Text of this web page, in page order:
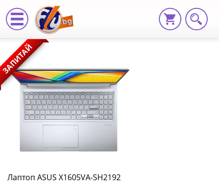
Лаптоп
ASUS
X1605VA-
SH2192
X1605VA-
SH2192
|
Fly.bg
ЗАПИТАЙ
Лаптоп ASUS X1605VA-SH2192